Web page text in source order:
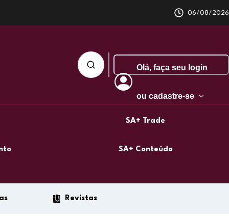
06/08/2026
Olá, faça seu login
ou cadastre-se
SA+ Trade
SA+ Conteúdo
Revistas